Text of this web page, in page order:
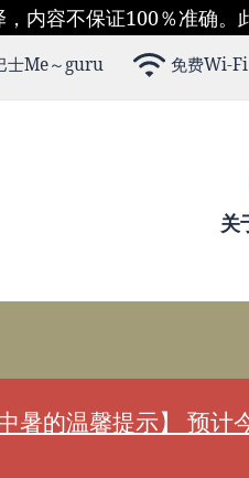
内容不保证100％准确。
士Me～guru 免费Wi-Fi
关
暑的温馨提示】 预